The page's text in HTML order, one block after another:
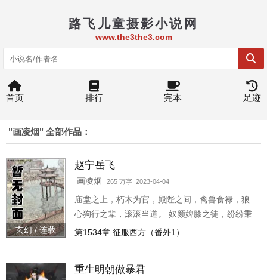
路飞儿童摄影小说网
www.the3the3.com
首页 排行 完本 足迹
"画凌烟" 全部作品：
玄幻 / 连载
赵宁岳飞
画凌烟 265 万字 2023-04-04
庙堂之上，朽木为官，殿陛之间，禽兽食禄，狼
心狗行之辈，滚滚当道。 奴颜婢膝之徒，纷纷秉
政，以致社稷丘墟，苍生涂炭！ 汝等逼问朕手中
第1534章 征服西方（番外1）
重生明朝做暴君